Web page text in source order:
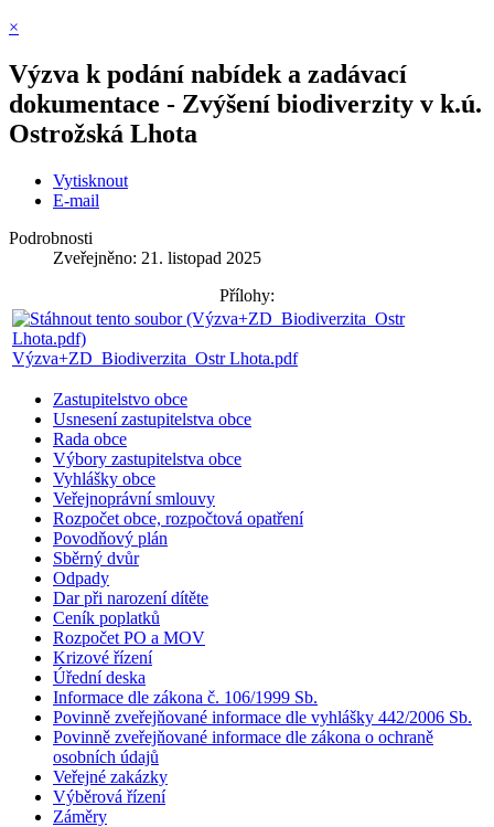
×
Výzva k podání nabídek a zadávací
dokumentace - Zvýšení biodiverzity v k.ú.
Ostrožská Lhota
Vytisknout
E-mail
Podrobnosti
Zveřejněno: 21. listopad 2025
Přílohy:
Výzva+ZD_Biodiverzita_Ostr Lhota.pdf
Zastupitelstvo obce
Usnesení zastupitelstva obce
Rada obce
Výbory zastupitelstva obce
Vyhlášky obce
Veřejnoprávní smlouvy
Rozpočet obce, rozpočtová opatření
Povodňový plán
Sběrný dvůr
Odpady
Dar při narození dítěte
Ceník poplatků
Rozpočet PO a MOV
Krizové řízení
Úřední deska
Informace dle zákona č. 106/1999 Sb.
Povinně zveřejňované informace dle vyhlášky 442/2006 Sb.
Povinně zveřejňované informace dle zákona o ochraně
osobních údajů
Veřejné zakázky
Výběrová řízení
Záměry